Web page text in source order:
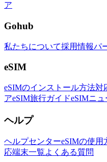
ア
Gohub
私たちについて採用情報パ
eSIM
eSIMのインストール方法対
アeSIM旅行ガイドeSIMニュ
ヘルプ
ヘルプセンターeSIMの使用
応端末一覧よくある質問